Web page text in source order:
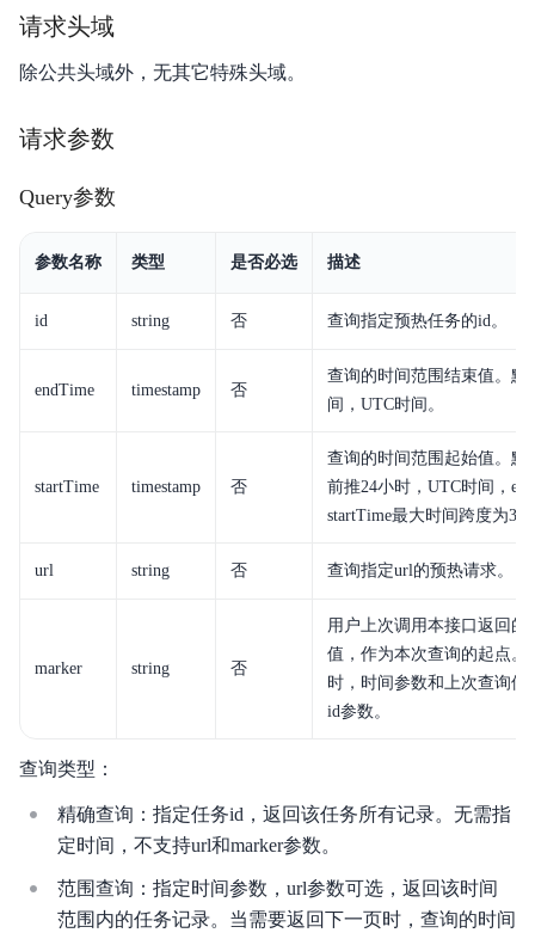
操作指南
最佳实践
API参考
请求头域
除公共头域外，无其它特殊头域。
请求参数
Query参数
参数名称 类型 是否必选 描述
id string 否 查询指定预热任务的id。
endTime timestamp 否
查询的时间范围结束值。默
间，UTC时间。
startTime timestamp 否
查询的时间范围起始值。默
前推24小时，UTC时间，
startTime最大时间跨度为30
url string 否 查询指定url的预热请求。
marker string 否
用户上次调用本接口返回的
值，作为本次查询的起点。
时，时间参数和上次查询保
id参数。
查询类型：
精确查询：指定任务id，返回该任务所有记录。无需指
定时间，不支持url和marker参数。
范围查询：指定时间参数，url参数可选，返回该时间
范围内的任务记录。当需要返回下一页时，查询的时间